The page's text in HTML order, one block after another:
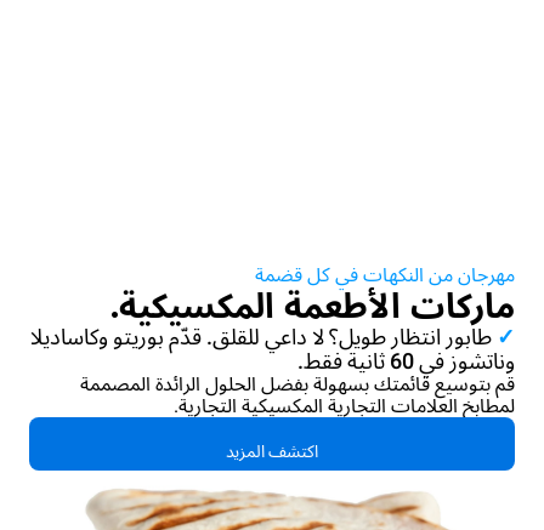
مهرجان من النكهات في كل قضمة
ماركات الأطعمة المكسيكية.
✓ طابور انتظار طويل؟ لا داعي للقلق. قدّم بوريتو وكاساديلا
وناتشوز في 60 ثانية فقط.
قم بتوسيع قائمتك بسهولة بفضل الحلول الرائدة المصممة
لمطابخ العلامات التجارية المكسيكية التجارية.
اكتشف المزيد